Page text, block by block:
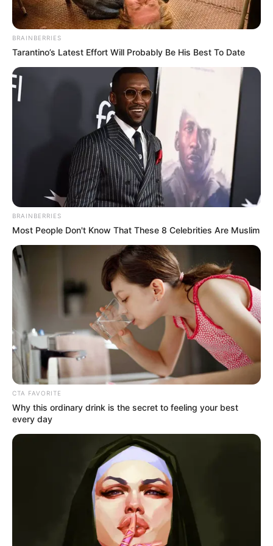
motivar a la población a apoyar las labores de rescate y
manejo de fauna silvestre.
CDMB / Contenido Patrocinado
Wiivo: el internet que nació en
Bucaramanga para estar cerca de la gente
Desde su creación, el Centro de Atención y Valoración de
Fauna Silvestre ha crecido de manera notable:
BRAINBERRIES
Tarantino’s Latest Effort Will Probably Be His Best To Date
BRAINBERRIES
Most People Don't Know That These 8 Celebrities Are Muslim
CTA FAVORITE
Why this ordinary drink is the secret to feeling your best
every day